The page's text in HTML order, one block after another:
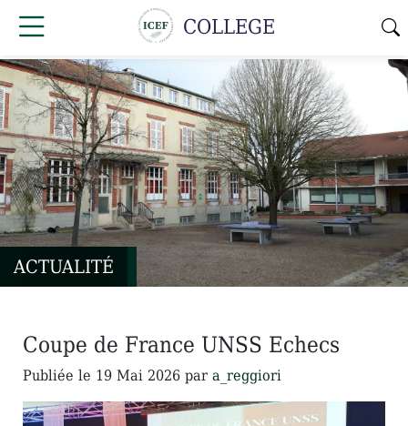
COLLEGE
ACTUALITÉ
Coupe de France UNSS Echecs
Publiée le 19 Mai 2026 par a_reggiori